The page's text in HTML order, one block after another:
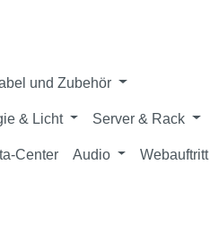
und Zubehör
& Licht Server & Rack
Center Audio Webauftritt